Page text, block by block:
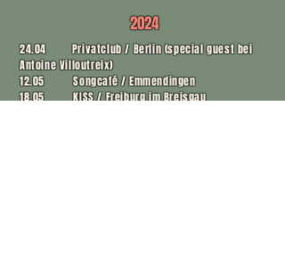
2024
24.04 Privatclub / Berlin (special guest bei
Antoine Villoutreix)
12.05 Songcafé / Emmendingen
18.05 KISS / Freiburg im Breisgau